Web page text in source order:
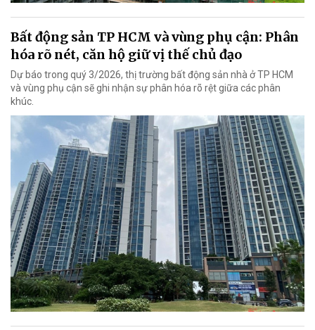
Bất động sản TP HCM và vùng phụ cận: Phân
hóa rõ nét, căn hộ giữ vị thế chủ đạo
Dự báo trong quý 3/2026, thị trường bất động sản nhà ở TP HCM
và vùng phụ cận sẽ ghi nhận sự phân hóa rõ rệt giữa các phân
khúc.